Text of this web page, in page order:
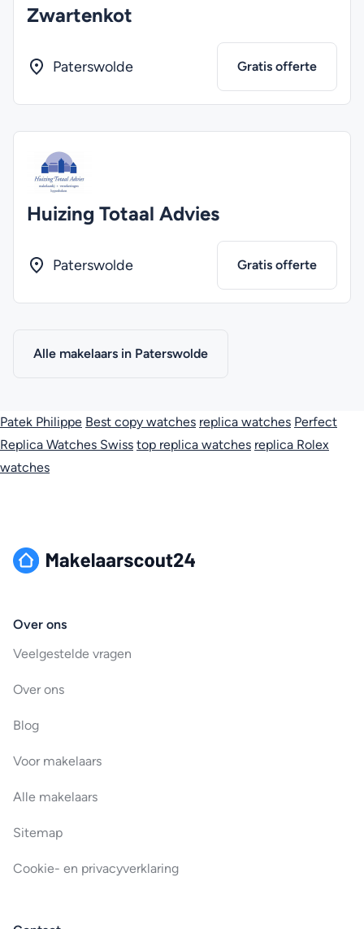
Zwartenkot
Paterswolde Gratis offerte
Huizing Totaal Advies
Paterswolde Gratis offerte
Alle makelaars in Paterswolde
Patek Philippe Best copy watches replica watches Perfect
Replica Watches Swiss top replica watches replica Rolex
watches
Over ons
Veelgestelde vragen
Over ons
Blog
Voor makelaars
Alle makelaars
Sitemap
Cookie- en privacyverklaring